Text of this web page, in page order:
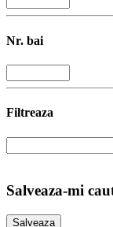
Nr. bai
Filtreaza
Salveaza-mi